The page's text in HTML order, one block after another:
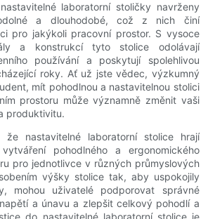
laboratorní stoličky navrženy
a dlouhodobé, což z nich činí
pro jakýkoli pracovní prostor. S vysoce
a konstrukcí tyto stolice odolávají
používání a poskytují spolehlivou
roky. Ať už jste vědec, výzkumný
mít pohodlnou a nastavitelnou stolici
prostoru může významně změnit vaši
produktivitu.
nastavitelné laboratorní stolice hrají
pohodlného a ergonomického
pro jednotlivce v různých průmyslových
výšky stolice tak, aby uspokojily
mohou uživatelé podporovat správné
a únavu a zlepšit celkový pohodlí a